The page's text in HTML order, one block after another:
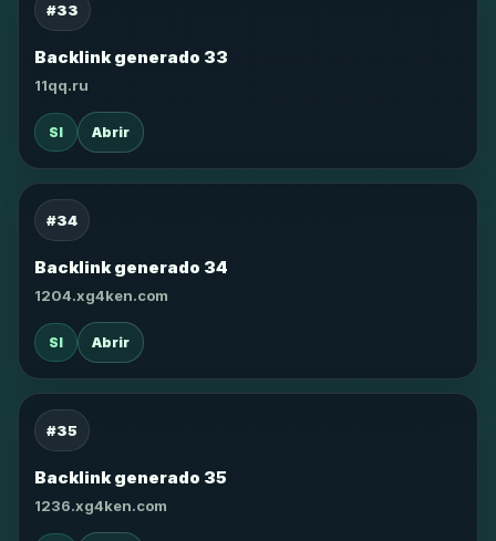
#33
Backlink generado 33
11qq.ru
SI Abrir
#34
Backlink generado 34
1204.xg4ken.com
SI Abrir
#35
Backlink generado 35
1236.xg4ken.com